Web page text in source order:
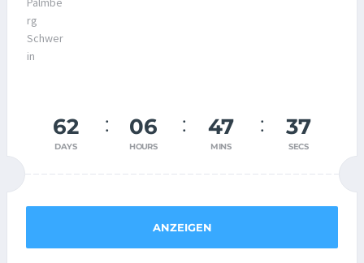
62
DAYS
06
HOURS
47
MINS
37
SECS
ANZEIGEN